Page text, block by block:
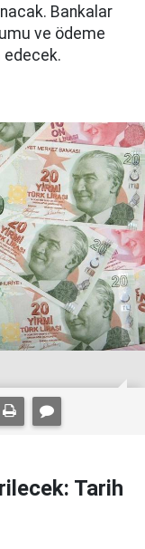
Bankalar
ve ödeme
Tarih